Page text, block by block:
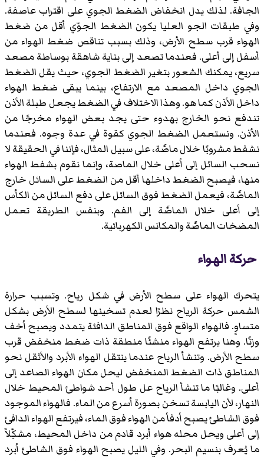
الجافة. لذلك يدل انخفاض الضغط الجوي على اقتراب عاصفة.
وفي طبقات الجو العليا يكون الضغط الجوّي أقل من ضغط
الهواء قرب سطح الأرض، وذلك بسبب تناقص ضغط الهواء من
أسفل إلى أعلى. فعندما تصعد إلى بناية شاهقة بوساطة مصعد
سريع، يمكنك الشعور بتغير الضغط الجوي، حيث يقل الضغط
الجوي داخل المصعد مع الارتفاع، بينما يبقى ضغط الهواء
داخل الأذن كما هو. وهذا الاختلاف في الضغط يجعل طبلة الأذن
تندفع نحو الخارج بهدوء حتى يجد بعض الهواء مخرجًا من
الأذن. ونستعمل الضغط الجوي كقوة في عدة وجوه. فعندما
نشفط مشروبًا خلال ماصَّة، على سبيل المثال، فإننا في الحقيقة لا
نسحب السائل إلى أعلى خلال الماصة، وإنما نقوم بشفط الهواء
منها، فيصبح الضغط داخلها أقل من الضغط على السائل خارج
الماصَّة، فيعمل الضغط فوق السائل على دفع السائل من الكأس
إلى أعلى خلال الماصَّة إلى الفم. وبنفس الطريقة تعمل
المضخات الماصَّة والمكانس الكهربائية.
حركة الهواء
يتحرك الهواء على سطح الأرض في شكل رياح. وتسبب حرارة
الشمس حركة الرياح نظرًا لعدم تسخينها لسطح الأرض بشكل
متساوٍ. فالهواء الواقع فوق المناطق الدافئة يتمدد ويصبح أخف
وزنًا. وهنا يرتفع الهواء منشئًا منطقة ذات ضغط منخفض قرب
سطح الأرض. وتنشأ الرياح عندما ينتقل الهواء الأبرد والأثقل نحو
المناطق ذات الضغط المنخفض ليحل مكان الهواء الصاعد إلى
أعلى. وغالبًا ما تنشأ الرياح عل طول أحد شواطئ المحيط خلال
النهار، لأن اليابسة تسخن بصورة أسرع من الماء. فالهواء الموجود
فوق الشاطئ يصبح أدفأ من الهواء فوق الماء، فيرتفع الهواء الدافئ
إلى أعلى ويحل محله هواء أبرد قادم من داخل المحيط، مشكِّلاً
ما يُعرف بنسيم البحر. وفي الليل يصبح الهواء فوق الشاطئ أبرد